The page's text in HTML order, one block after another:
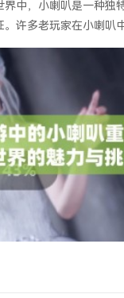
中，小喇叭是一种独
许多老玩家在小喇叭